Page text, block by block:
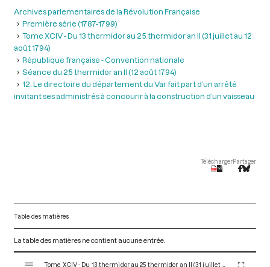
Archives parlementaires de la Révolution Française
Première série (1787-1799)
Tome XCIV - Du 13 thermidor au 25 thermidor an II (31 juillet au 12
août 1794)
République française - Convention nationale
Séance du 25 thermidor an II (12 août 1794)
12. Le directoire du département du Var fait part d’un arrêté
invitant ses administrés à concourir à la construction d’un vaisseau
TéléchargerPartager
Table des matières
La table des matières ne contient aucune entrée.